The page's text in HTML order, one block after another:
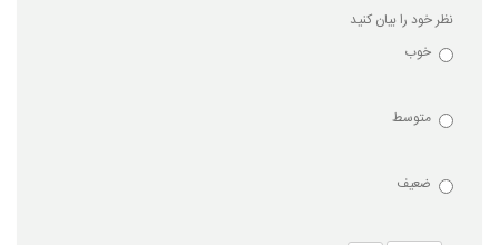
نظر خود را بیان کنید
خوب
متوسط
ضعیف